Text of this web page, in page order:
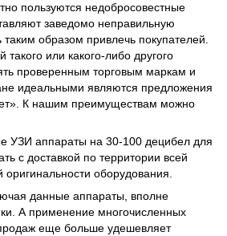
пользуются недобросовестные
заведомо неправильную
образом привлечь покупателей.
такого или какого-либо другого
проверенным торговым маркам и
идеальными являются предложения
К нашим преимуществам можно
УЗИ аппараты на 30-100 децибел для
с доставкой по территории всей
оригинальности оборудования.
данные аппараты, вполне
А применение многочисленных
еще больше удешевляет